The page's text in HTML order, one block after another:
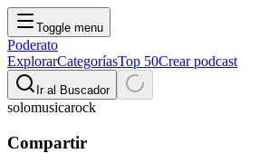
Toggle menu
Poderato
ExplorarCategoríasTop 50Crear podcast
Ir al Buscador
solomusicarock
Compartir